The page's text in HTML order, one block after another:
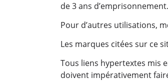
de 3 ans d’emprisonnement.
Pour d’autres utilisations,
Les marques citées sur ce
Tous liens hypertextes mis
doivent impérativement